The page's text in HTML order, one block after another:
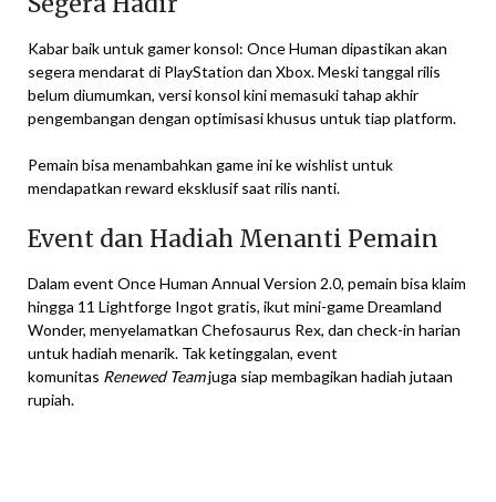
Kabar baik untuk gamer konsol: Once Human dipastikan akan
segera mendarat di PlayStation dan Xbox. Meski tanggal rilis
belum diumumkan, versi konsol kini memasuki tahap akhir
pengembangan dengan optimisasi khusus untuk tiap platform.
Pemain bisa menambahkan game ini ke wishlist untuk
mendapatkan reward eksklusif saat rilis nanti.
Event dan Hadiah Menanti Pemain
Dalam event Once Human Annual Version 2.0, pemain bisa klaim
hingga 11 Lightforge Ingot gratis, ikut mini-game Dreamland
Wonder, menyelamatkan Chefosaurus Rex, dan check-in harian
untuk hadiah menarik. Tak ketinggalan, event
komunitas Renewed Teamjuga siap membagikan hadiah jutaan
rupiah.